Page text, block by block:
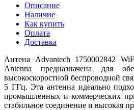
Описание
Наличие
Как купить
Оплата
Доставка
Антена Advantech 1750002842
Antenna предназначена для
высокоскоростной беспроводной
5 ГГц. Эта антенна идеально
промышленных и коммерческих
стабильное соединение и высокая